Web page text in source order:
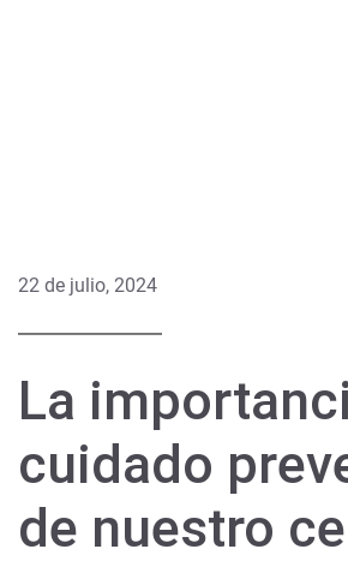
22 de julio, 2024
La
cuidado
de nuestro